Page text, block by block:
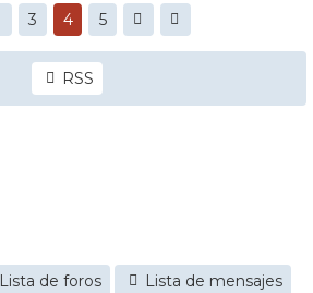
3 4 5
RSS
Lista de foros
Lista de mensajes